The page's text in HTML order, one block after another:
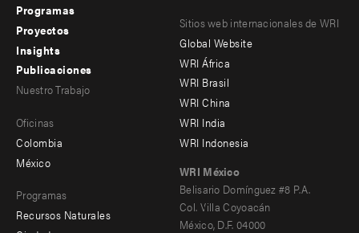
Footer
menu
-
Programas
Proyectos
Insights
Publicaciones
menu
-
Nuestro Trabajo
Oficinas
Colombia
México
Programas
Recursos Naturales
Footer
menu
-
Offices
Sitios web internacionales de WRI
Global Website
WRI África
WRI Brasil
WRI China
WRI India
WRI Indonesia
WRI México
Belisario Domínguez #8 P.A.
Col. Villa Coyoacán
México, D.F. 04000